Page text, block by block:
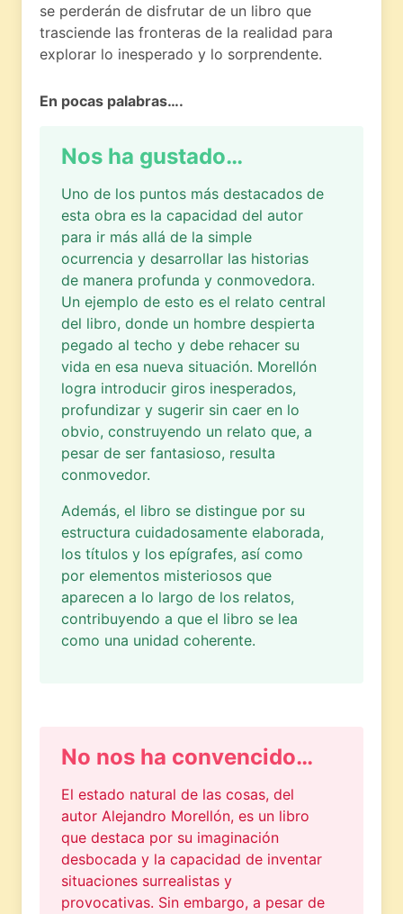
se perderán de disfrutar de un libro que
trasciende las fronteras de la realidad para
explorar lo inesperado y lo sorprendente.
En pocas palabras….
Nos ha gustado…
Uno de los puntos más destacados de
esta obra es la capacidad del autor
para ir más allá de la simple
ocurrencia y desarrollar las historias
de manera profunda y conmovedora.
Un ejemplo de esto es el relato central
del libro, donde un hombre despierta
pegado al techo y debe rehacer su
vida en esa nueva situación. Morellón
logra introducir giros inesperados,
profundizar y sugerir sin caer en lo
obvio, construyendo un relato que, a
pesar de ser fantasioso, resulta
conmovedor.
Además, el libro se distingue por su
estructura cuidadosamente elaborada,
los títulos y los epígrafes, así como
por elementos misteriosos que
aparecen a lo largo de los relatos,
contribuyendo a que el libro se lea
como una unidad coherente.
No nos ha convencido…
El estado natural de las cosas, del
autor Alejandro Morellón, es un libro
que destaca por su imaginación
desbocada y la capacidad de inventar
situaciones surrealistas y
provocativas. Sin embargo, a pesar de